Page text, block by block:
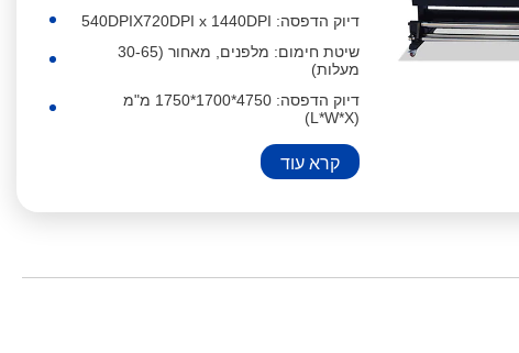
דיוק הדפסה: 540DPIX720DPI x 1440DPI
שיטת חימום: מלפנים, מאחור (30-65
מעלות)
דיוק הדפסה: 4750*1700*1750 מ"מ
(L*W*X)
קרא עוד